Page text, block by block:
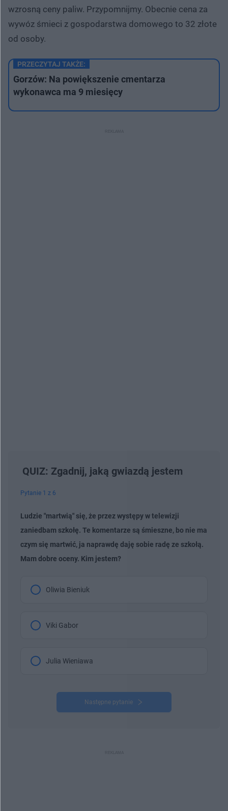
wzrosną ceny paliw. Przypomnijmy. Obecnie cena za
wywóz śmieci z gospodarstwa domowego to 32 złote
od osoby.
PRZECZYTAJ TAKŻE:
Gorzów: Na powiększenie cmentarza
wykonawca ma 9 miesięcy
QUIZ: Zgadnij, jaką gwiazdą jestem
Pytanie 1 z 6
Ludzie "martwią" się, że przez występy w telewizji
zaniedbam szkołę. Te komentarze są śmieszne, bo nie ma
czym się martwić, ja naprawdę daję sobie radę ze szkołą.
Mam dobre oceny. Kim jestem?
Oliwia Bieniuk
Viki Gabor
Julia Wieniawa
Następne pytanie